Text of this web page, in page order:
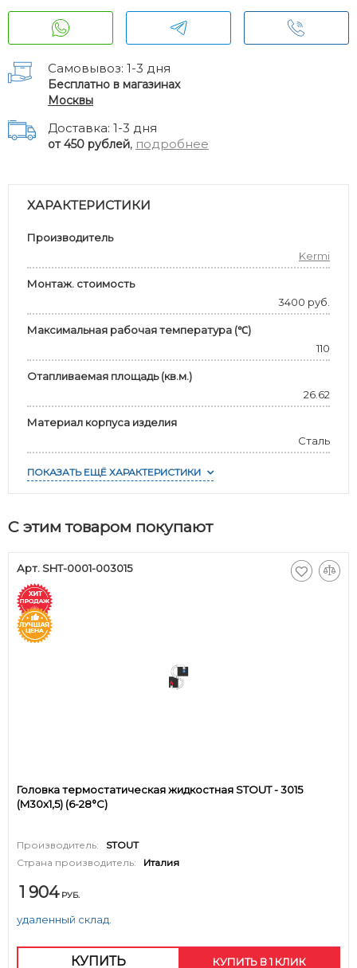
Самовывоз: 1-3 дня
Бесплатно в магазинах
Москвы
Доставка: 1-3 дня
от 450 рублей, подробнее
ХАРАКТЕРИСТИКИ
Производитель
Kermi
Монтаж. стоимость
3400 руб.
Максимальная рабочая температура (℃)
110
Отапливаемая площадь (кв.м.)
26.62
Материал корпуса изделия
Сталь
ПОКАЗАТЬ ЕЩЁ ХАРАКТЕРИСТИКИ
С этим товаром покупают
Арт. SHT-0001-003015
Головка термостатическая жидкостная STOUT - 3015
(M30x1,5) (6-28°C)
Производитель:
STOUT
Страна производитель:
Италия
1 904 РУБ.
удаленный склад.
КУПИТЬ КУПИТЬ В 1 КЛИК